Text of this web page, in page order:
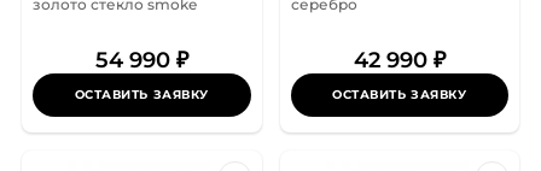
золото стекло smoke
54 990 ₽
ОСТАВИТЬ ЗАЯВКУ
серебро
42 990 ₽
ОСТАВИТЬ ЗАЯВКУ